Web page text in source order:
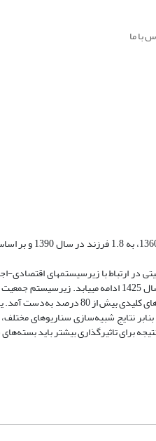
با ما
ایران در سه دهه گذشته تحولات جمعیتی
در ارتباط با زیرسیستم­های
شده است و متغیرهای باروری و امید زندگی به‌صورت درون­زا در مدل استفاده
باروری تا سال 1425 هرگز کمتر از 1.75 فرزند نخواهد بود. بنابر نتایج
برای تاثیرگذاری بیشتر باید